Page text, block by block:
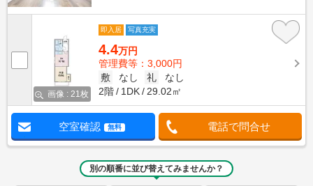
画像 : 21枚
即入居 写真充実
4.4万円
管理費等：3,000円
敷
なし 礼
なし
2階
1DK 29.02㎡
空室確認 無料 電話で問合せ
別の順番に並び替えてみませんか？